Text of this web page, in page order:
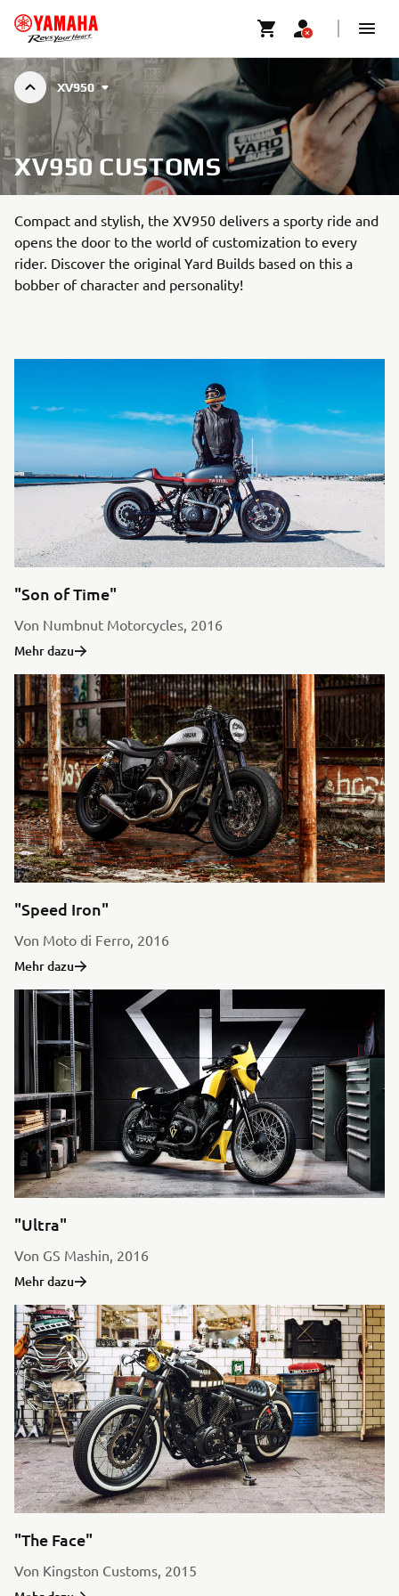
XV950
XV950 CUSTOMS
Compact and stylish, the XV950 delivers a sporty ride and
opens the door to the world of customization to every
rider. Discover the original Yard Builds based on this a
bobber of character and personality!
"Son of Time"
Von Numbnut Motorcycles, 2016
Mehr dazu
"Speed Iron"
Von Moto di Ferro, 2016
Mehr dazu
"Ultra"
Von GS Mashin, 2016
Mehr dazu
"The Face"
Von Kingston Customs, 2015